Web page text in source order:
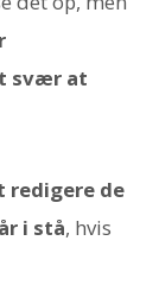
svær at
de
i stå, hvis